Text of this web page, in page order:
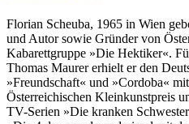
Florian Scheuba, 1965 in Wien
und Autor sowie Gründer von
Kabarettgruppe »Die Hektiker«.
Thomas Maurer erhielt er den
»Freundschaft« und »Cordoba«
Österreichischen Kleinkunstpreis
TV-Serien »Die kranken